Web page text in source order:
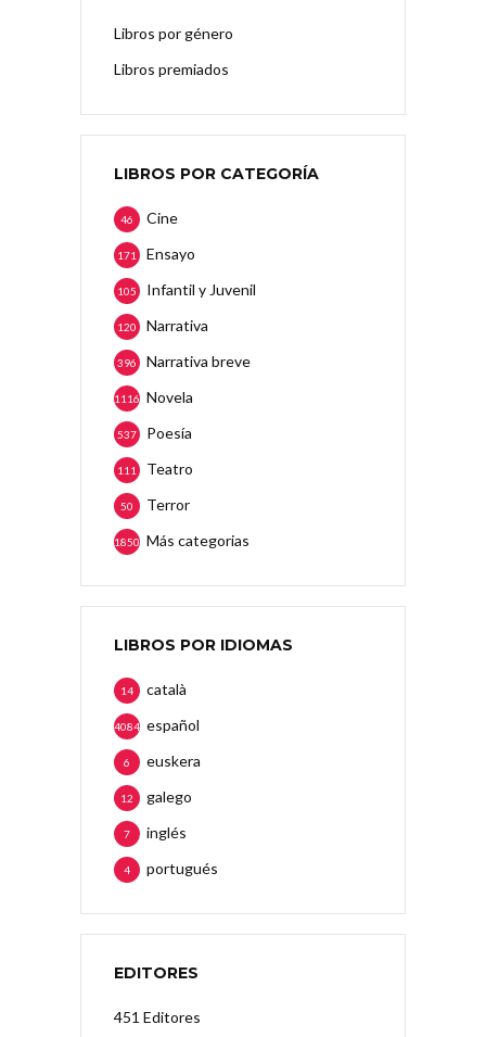
Libros por género
Libros premiados
LIBROS POR CATEGORÍA
Cine
46
Ensayo
171
Infantil y Juvenil
105
Narrativa
120
Narrativa breve
396
Novela
1116
Poesía
537
Teatro
111
Terror
50
Más categorias
1850
LIBROS POR IDIOMAS
català
14
español
4084
euskera
6
galego
12
inglés
7
portugués
4
EDITORES
451 Editores